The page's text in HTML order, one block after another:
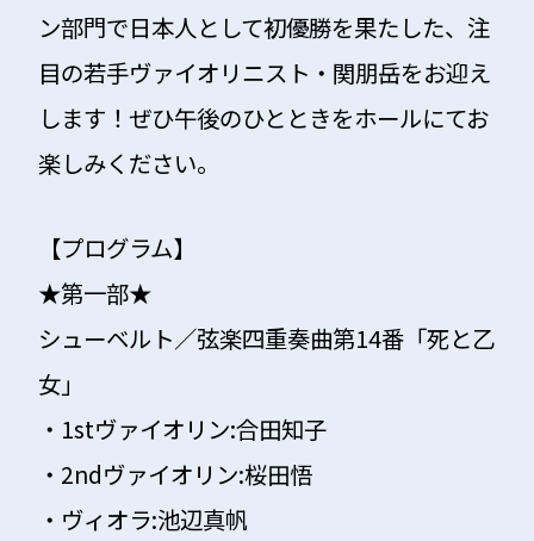
ン部門で日本人として初優勝を果たした、注
目の若手ヴァイオリニスト・関朋岳をお迎え
します！ぜひ午後のひとときをホールにてお
楽しみください。
【プログラム】
★第一部★
シューベルト／弦楽四重奏曲第14番「死と乙
女」
・1stヴァイオリン:合田知子
・ 2ndヴァイオリン:桜田悟
・ヴィオラ:池辺真帆